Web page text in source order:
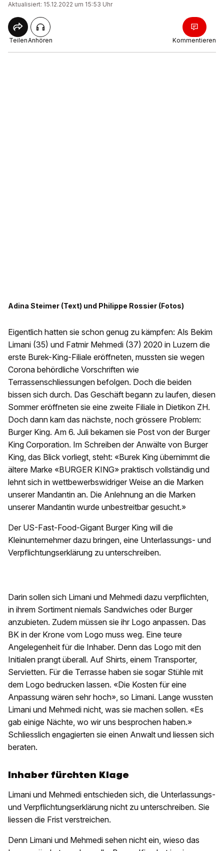
Aktualisiert: 15.12.2022 um 15:53 Uhr
TeilenAnhören Kommentieren
Adina Steimer (Text) und Philippe Rossier (Fotos)
Eigentlich hatten sie schon genug zu kämpfen: Als Bekim
Limani (35) und Fatmir Mehmedi (37) 2020 in Luzern die
erste Burek-King-Filiale eröffneten, mussten sie wegen
Corona behördliche Vorschriften wie
Terrassenschliessungen befolgen. Doch die beiden
bissen sich durch. Das Geschäft begann zu laufen, diesen
Sommer eröffneten sie eine zweite Filiale in Dietikon ZH.
Doch dann kam das nächste, noch grössere Problem:
Burger King. Am 6. Juli bekamen sie Post von der Burger
King Corporation. Im Schreiben der Anwälte von Burger
King, das Blick vorliegt, steht: «Burek King übernimmt die
ältere Marke «BURGER KING» praktisch vollständig und
lehnt sich in wettbewerbswidriger Weise an die Marken
unserer Mandantin an. Die Anlehnung an die Marken
unserer Mandantin wurde unbestreitbar gesucht.»
Der US-Fast-Food-Gigant Burger King will die
Kleinunternehmer dazu bringen, eine Unterlassungs- und
Verpflichtungserklärung zu unterschreiben.
Darin sollen sich Limani und Mehmedi dazu verpflichten,
in ihrem Sortiment niemals Sandwiches oder Burger
anzubieten. Zudem müssen sie ihr Logo anpassen. Das
BK in der Krone vom Logo muss weg. Eine teure
Angelegenheit für die Inhaber. Denn das Logo mit den
Initialen prangt überall. Auf Shirts, einem Transporter,
Servietten. Für die Terrasse haben sie sogar Stühle mit
dem Logo bedrucken lassen. «Die Kosten für eine
Anpassung wären sehr hoch», so Limani. Lange wussten
Limani und Mehmedi nicht, was sie machen sollen. «Es
gab einige Nächte, wo wir uns besprochen haben.»
Schliesslich engagierten sie einen Anwalt und liessen sich
beraten.
Inhaber fürchten Klage
Limani und Mehmedi entschieden sich, die Unterlassungs-
und Verpflichtungserklärung nicht zu unterschreiben. Sie
liessen die Frist verstreichen.
Denn Limani und Mehmedi sehen nicht ein, wieso das